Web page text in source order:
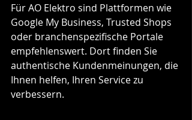
Für AO Elektro sind Plattformen wie
Google My Business, Trusted Shops
oder branchenspezifische Portale
empfehlenswert. Dort finden Sie
authentische Kundenmeinungen, die
Ihnen helfen, Ihren Service zu
verbessern.